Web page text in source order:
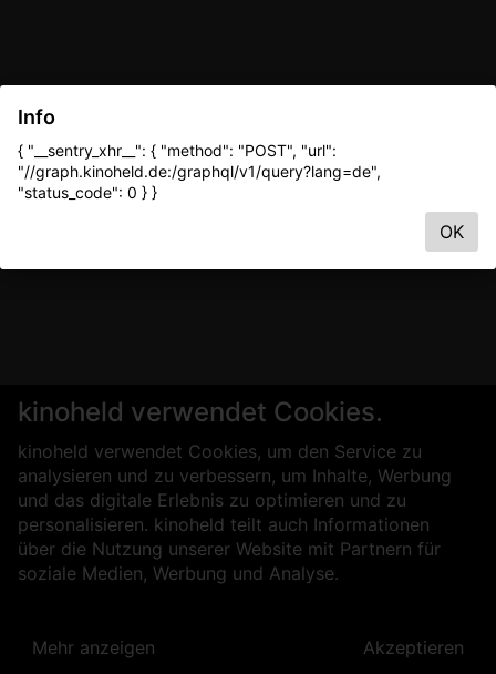
kinoheld verwendet Cookies.
kinoheld verwendet Cookies, um den Service zu
analysieren und zu verbessern, um Inhalte, Werbung
und das digitale Erlebnis zu optimieren und zu
personalisieren. kinoheld teilt auch Informationen
über die Nutzung unserer Website mit Partnern für
soziale Medien, Werbung und Analyse.
Mehr anzeigen Akzeptieren
Info
{ "__sentry_xhr__": { "method": "POST", "url":
"//graph.kinoheld.de:/graphql/v1/query?lang=de",
"status_code": 0 } }
OK